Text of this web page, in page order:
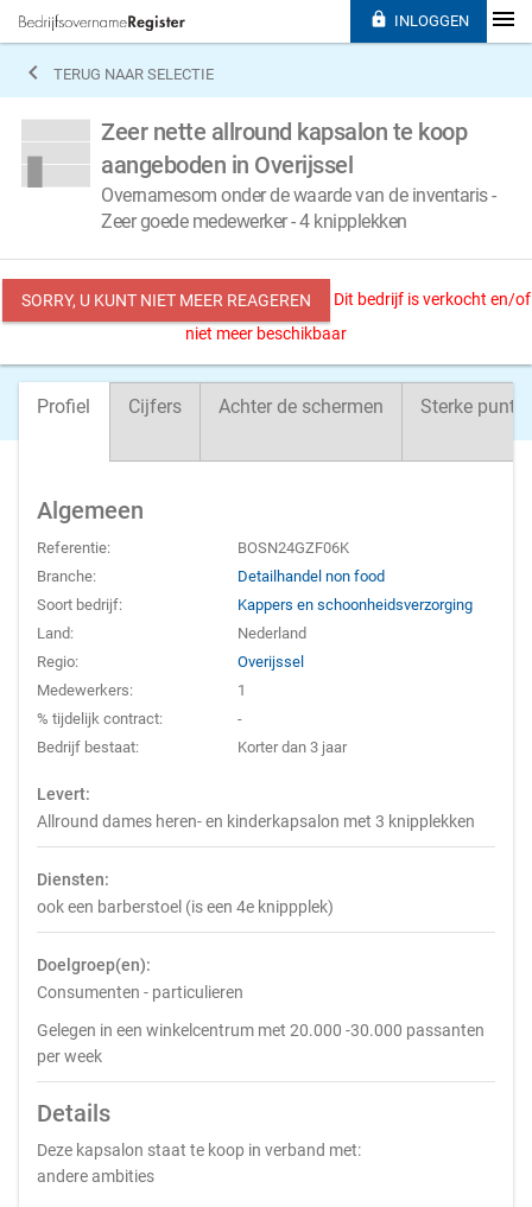
 TERUG NAAR SELECTIE
Zeer nette allround kapsalon te koop
aangeboden in Overijssel
Overnamesom onder de waarde van de inventaris -
Zeer goede medewerker - 4 knipplekken
SORRY, U KUNT NIET MEER REAGEREN
Dit bedrijf is verkocht en/of
niet meer beschikbaar
Profiel Cijfers Achter de schermen Sterke
Algemeen
Referentie:
BOSN24GZF06K
Branche:
Detailhandel non food
Soort bedrijf:
Kappers en schoonheidsverzorging
Land:
Nederland
Regio:
Overijssel
Medewerkers:
1
% tijdelijk contract:
-
Bedrijf bestaat:
Korter dan 3 jaar
Levert:
Allround dames heren- en kinderkapsalon met 3 knipplekken
Diensten:
ook een barberstoel (is een 4e knippplek)
Doelgroep(en):
Consumenten - particulieren
Gelegen in een winkelcentrum met 20.000 -30.000 passanten
per week
Details
Deze kapsalon staat te koop in verband met:
andere ambities
 INLOGGEN